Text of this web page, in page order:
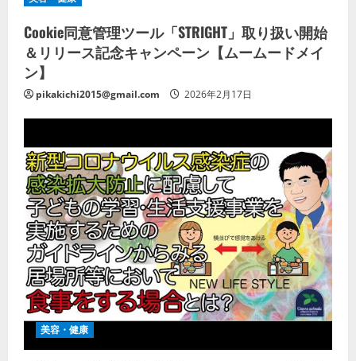
Cookie同意管理ツール「STRIGHT」取り扱い開始
＆リリース記念キャンペーン【ムームードメイ
ン】
pikakichi2015@gmail.com 2026年2月17日
美容・健康